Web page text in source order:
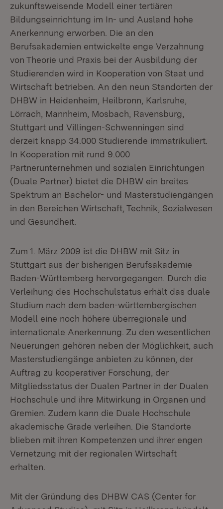
zukunftsweisende Modell einer tertiären
Bildungseinrichtung im In- und Ausland hohe
Anerkennung erworben. Die an den
Berufsakademien entwickelte enge Verzahnung
von Theorie und Praxis bei der Ausbildung der
Studierenden wird in Kooperation von Staat und
Wirtschaft betrieben. An den neun Standorten der
DHBW in Heidenheim, Heilbronn, Karlsruhe,
Lörrach, Mannheim, Mosbach, Ravensburg,
Stuttgart und Villingen-Schwenningen sind
derzeit knapp 34.000 Studierende immatrikuliert.
In Kooperation mit rund 9.000
Partnerunternehmen und sozialen Einrichtungen
(Duale Partner) bietet die DHBW ein breites
Spektrum an Bachelor- und Masterstudiengängen
in den Bereichen Wirtschaft, Technik, Sozialwesen
und Gesundheit.
Zum 1. März 2009 ist die DHBW mit Sitz in
Stuttgart aus der bisherigen Berufsakademie
Baden-Württemberg hervorgegangen. Durch die
Verleihung des Hochschulstatus erhält das duale
Studium nach dem baden-württembergischen
Modell eine noch höhere überregionale und
internationale Anerkennung. Zu den wesentlichen
Neuerungen gehören neben der Möglichkeit, auch
Masterstudiengänge anbieten zu können, der
Auftrag zu kooperativer Forschung, der
Mitgliedsstatus der Dualen Partner in der Dualen
Hochschule und ihre Mitwirkung in Organen und
Gremien. Zudem kann die Duale Hochschule
akademische Grade verleihen. Die Standorte
blieben mit ihren Kompetenzen und ihrer engen
Vernetzung mit der regionalen Wirtschaft
erhalten.
Mit der Gründung des DHBW CAS (Center for